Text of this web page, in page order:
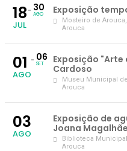
18
JUL
30
AGO Exposição
Mosteiro de Arouca
Arouca
01
AGO
06
SET
Exposição "Arte
Cardoso
Museu Municipal
Arouca
03
AGO
Exposição de
Joana
Biblioteca
Arouca